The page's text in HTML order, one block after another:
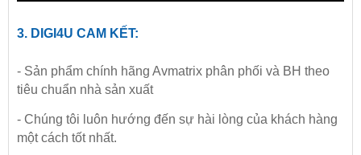
3. DIGI4U CAM KẾT:
- Sản phẩm chính hãng Avmatrix phân phối và BH theo
tiêu chuẩn nhà sản xuất
- Chúng tôi luôn hướng đến sự hài lòng của khách hàng
một cách tốt nhất.